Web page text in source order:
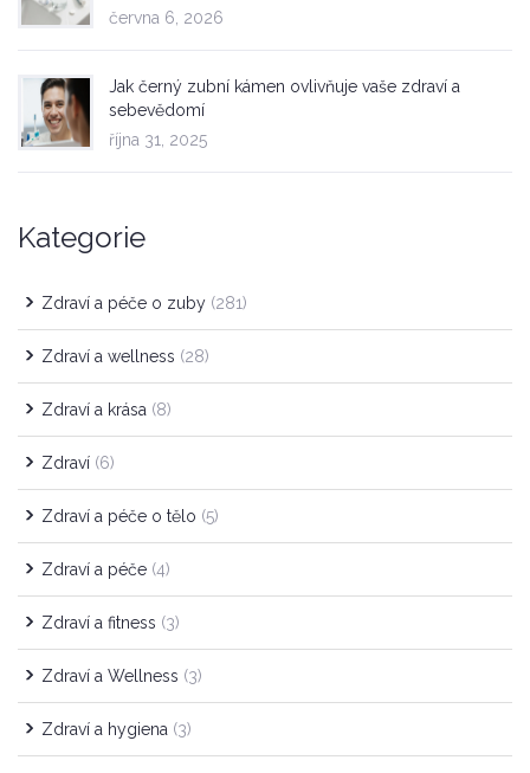
června 6, 2026
Jak černý zubní kámen ovlivňuje vaše zdraví a
sebevědomí
října 31, 2025
Kategorie
Zdraví a péče o zuby (281)
Zdraví a wellness (28)
Zdraví a krása (8)
Zdraví (6)
Zdraví a péče o tělo (5)
Zdraví a péče (4)
Zdraví a fitness (3)
Zdraví a Wellness (3)
Zdraví a hygiena (3)